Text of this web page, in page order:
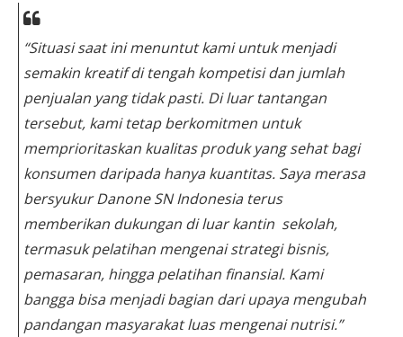
“Situasi saat ini menuntut kami untuk menjadi
semakin kreatif di tengah kompetisi dan jumlah
penjualan yang tidak pasti. Di luar tantangan
tersebut, kami tetap berkomitmen untuk
memprioritaskan kualitas produk yang sehat bagi
konsumen daripada hanya kuantitas. Saya merasa
bersyukur Danone SN Indonesia terus
memberikan dukungan di luar kantin sekolah,
termasuk pelatihan mengenai strategi bisnis,
pemasaran, hingga pelatihan finansial. Kami
bangga bisa menjadi bagian dari upaya mengubah
pandangan masyarakat luas mengenai nutrisi.”